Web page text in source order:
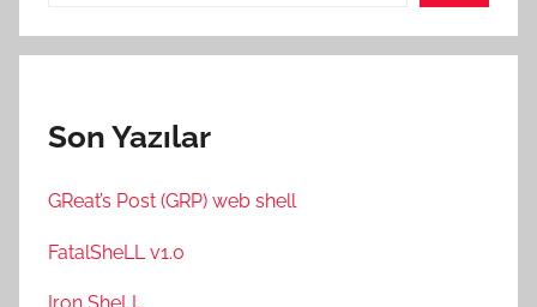
Son Yazılar
GReat’s Post (GRP) web shell
FatalSheLL v1.0